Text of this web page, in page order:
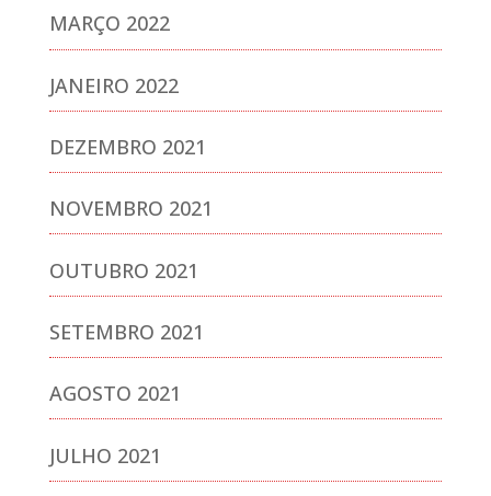
MARÇO 2022
JANEIRO 2022
DEZEMBRO 2021
NOVEMBRO 2021
OUTUBRO 2021
SETEMBRO 2021
AGOSTO 2021
JULHO 2021